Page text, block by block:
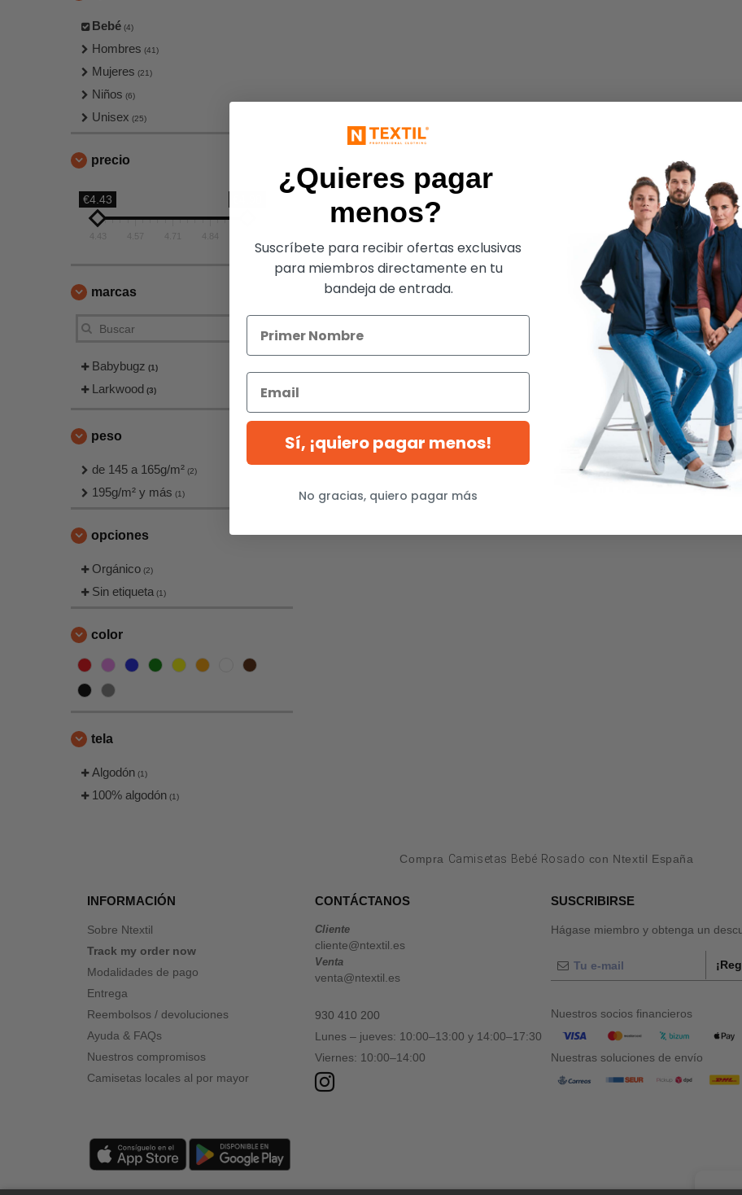
Bebé (4)
Hombres (41)
Mujeres (21)
Niños (6)
Unisex (25)
precio
€4.43
4.43 4.57 4.71 4.84
marcas
Babybugz (1)
Larkwood (3)
peso
de 145 a 165g/m² (2)
195g/m² y más (1)
opciones
Orgánico (2)
Sin etiqueta (1)
color
tela
Algodón (1)
100% algodón (1)
Compra Camisetas Bebé Rosado con Ntextil España
INFORMACIÓN
Sobre Ntextil
Track my order now
Modalidades de pago
Entrega
Reembolsos / devoluciones
Ayuda & FAQs
Nuestros compromisos
Camisetas locales al por mayor
CONTÁCTANOS
Cliente
cliente@ntextil.es
Venta
venta@ntextil.es
930 410 200
Lunes – jueves: 10:00–13:00 y 14:00–17:30
Viernes: 10:00–14:00
SUSCRIBIRSE
Hágase miembro y obtenga un
Nuestros socios financieros
Nuestras soluciones de envío
¿Quieres pagar
menos?
Suscríbete para recibir ofertas exclusivas
para miembros directamente en tu
bandeja de entrada.
Sí, ¡quiero pagar menos!
No gracias, quiero pagar más